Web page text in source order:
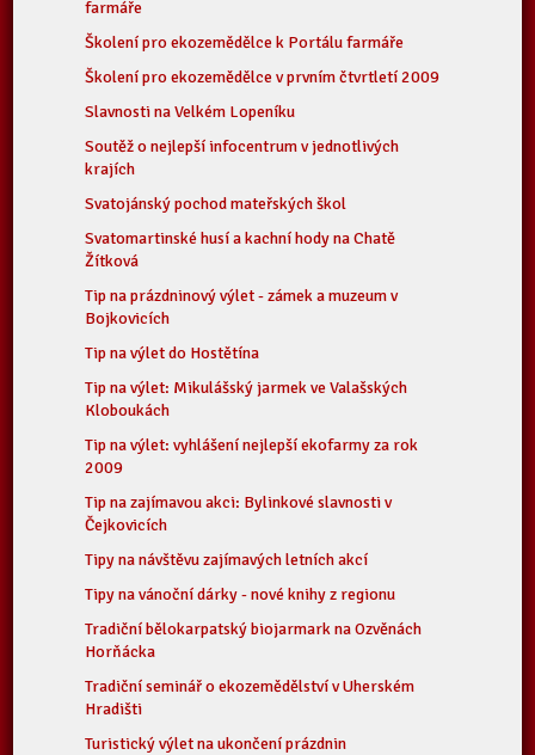
farmáře
Školení pro ekozemědělce k Portálu farmáře
Školení pro ekozemědělce v prvním čtvrtletí 2009
Slavnosti na Velkém Lopeníku
Soutěž o nejlepší infocentrum v jednotlivých
krajích
Svatojánský pochod mateřských škol
Svatomartinské husí a kachní hody na Chatě
Žítková
Tip na prázdninový výlet - zámek a muzeum v
Bojkovicích
Tip na výlet do Hostětína
Tip na výlet: Mikulášský jarmek ve Valašských
Kloboukách
Tip na výlet: vyhlášení nejlepší ekofarmy za rok
2009
Tip na zajímavou akci: Bylinkové slavnosti v
Čejkovicích
Tipy na návštěvu zajímavých letních akcí
Tipy na vánoční dárky - nové knihy z regionu
Tradiční bělokarpatský biojarmark na Ozvěnách
Horňácka
Tradiční seminář o ekozemědělství v Uherském
Hradišti
Turistický výlet na ukončení prázdnin